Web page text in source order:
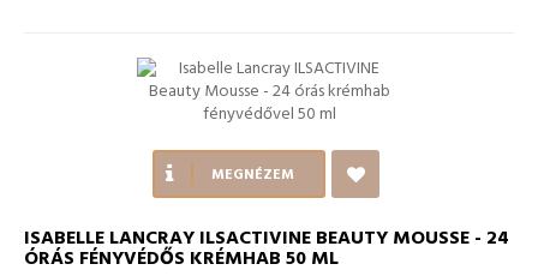
MEGNÉZEM
ISABELLE LANCRAY ILSACTIVINE BEAUTY MOUSSE - 24
ÓRÁS FÉNYVÉDŐS KRÉMHAB 50 ML